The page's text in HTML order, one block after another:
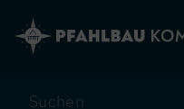
zum
Inhalt